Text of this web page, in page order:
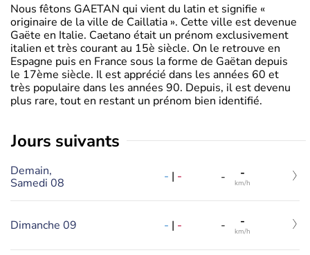
Nous fêtons GAETAN qui vient du latin et signifie «
originaire de la ville de Caillatia ». Cette ville est devenue
Gaëte en Italie. Caetano était un prénom exclusivement
italien et très courant au 15è siècle. On le retrouve en
Espagne puis en France sous la forme de Gaëtan depuis
le 17ème siècle. Il est apprécié dans les années 60 et
très populaire dans les années 90. Depuis, il est devenu
plus rare, tout en restant un prénom bien identifié.
jours suivants
Demain,
Samedi 08
- | - - -
km/h
Dimanche 09 - | - - -
km/h